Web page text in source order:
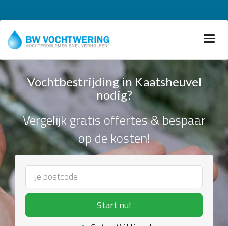
Vochtbestrijding in Kaatsheuvel
nodig?
Vergelijk gratis offertes & bespaar
op de kosten!
Start nu!